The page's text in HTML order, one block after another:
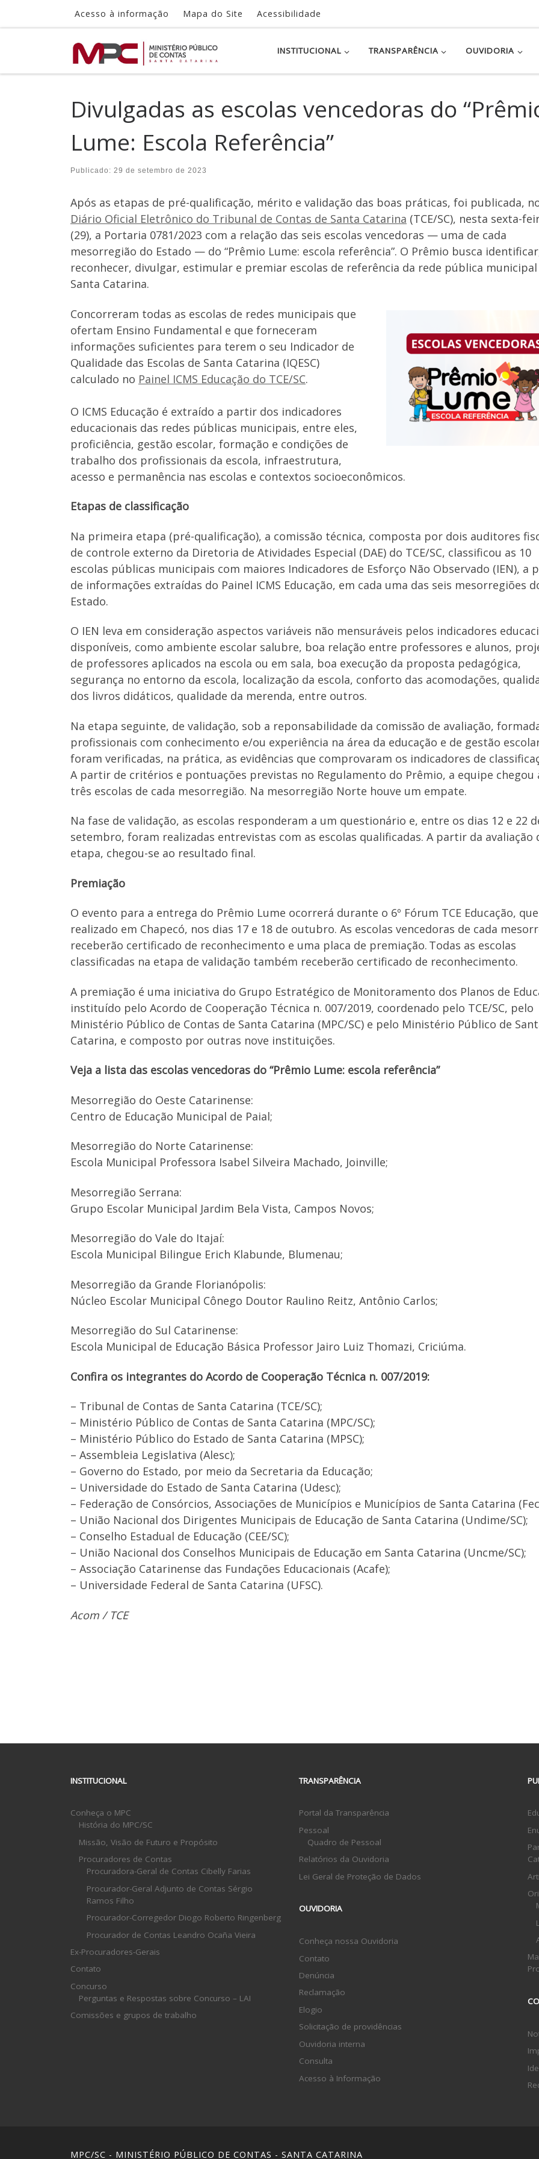
Skip to contentAcesso à informação Mapa do Site Acessibilidade
INSTITUCIONAL TRANSPARÊNCIA OUVIDORIA
Divulgadas as escolas vencedoras do
Lume: Escola Referência”
Publicado: 29 de setembro de 2023
Após as etapas de pré-qualificação, mérito e validação das boas práticas, foi publicada,
Diário Oficial Eletrônico do Tribunal de Contas de Santa Catarina (TCE/SC), nesta sexta-
(29), a Portaria 0781/2023 com a relação das seis escolas vencedoras — uma de cada
mesorregião do Estado — do “Prêmio Lume: escola referência”. O Prêmio busca
reconhecer, divulgar, estimular e premiar escolas de referência da rede pública municipal
Santa Catarina.
Concorreram todas as escolas de redes municipais que
ofertam Ensino Fundamental e que forneceram
informações suficientes para terem o seu Indicador de
Qualidade das Escolas de Santa Catarina (IQESC)
calculado no Painel ICMS Educação do TCE/SC.
O ICMS Educação é extraído a partir dos indicadores
educacionais das redes públicas municipais, entre eles,
proficiência, gestão escolar, formação e condições de
trabalho dos profissionais da escola, infraestrutura,
acesso e permanência nas escolas e contextos socioeconômicos.
Etapas de classificação
Na primeira etapa (pré-qualificação), a comissão técnica, composta por dois auditores
de controle externo da Diretoria de Atividades Especial (DAE) do TCE/SC, classificou as 10
escolas públicas municipais com maiores Indicadores de Esforço Não Observado (IEN), a
de informações extraídas do Painel ICMS Educação, em cada uma das seis mesorregiões
Estado.
O IEN leva em consideração aspectos variáveis não mensuráveis pelos indicadores
disponíveis, como ambiente escolar salubre, boa relação entre professores e alunos,
de professores aplicados na escola ou em sala, boa execução da proposta pedagógica,
segurança no entorno da escola, localização da escola, conforto das acomodações,
dos livros didáticos, qualidade da merenda, entre outros.
Na etapa seguinte, de validação, sob a reponsabilidade da comissão de avaliação,
profissionais com conhecimento e/ou experiência na área da educação e de gestão
foram verificadas, na prática, as evidências que comprovaram os indicadores de
A partir de critérios e pontuações previstas no Regulamento do Prêmio, a equipe chegou
três escolas de cada mesorregião. Na mesorregião Norte houve um empate.
Na fase de validação, as escolas responderam a um questionário e, entre os dias 12 e 22
setembro, foram realizadas entrevistas com as escolas qualificadas. A partir da avaliação
etapa, chegou-se ao resultado final.
Premiação
O evento para a entrega do Prêmio Lume ocorrerá durante o 6º Fórum TCE Educação,
realizado em Chapecó, nos dias 17 e 18 de outubro. As escolas vencedoras de cada
receberão certificado de reconhecimento e uma placa de premiação. Todas as escolas
classificadas na etapa de validação também receberão certificado de reconhecimento.
A premiação é uma iniciativa do Grupo Estratégico de Monitoramento dos Planos de
instituído pelo Acordo de Cooperação Técnica n. 007/2019, coordenado pelo TCE/SC, pelo
Ministério Público de Contas de Santa Catarina (MPC/SC) e pelo Ministério Público de
Catarina, e composto por outras nove instituições.
Veja a lista das escolas vencedoras do “Prêmio Lume: escola referência”
Mesorregião do Oeste Catarinense:
Centro de Educação Municipal de Paial;
Mesorregião do Norte Catarinense:
Escola Municipal Professora Isabel Silveira Machado, Joinville;
Mesorregião Serrana:
Grupo Escolar Municipal Jardim Bela Vista, Campos Novos;
Mesorregião do Vale do Itajaí:
Escola Municipal Bilingue Erich Klabunde, Blumenau;
Mesorregião da Grande Florianópolis:
Núcleo Escolar Municipal Cônego Doutor Raulino Reitz, Antônio Carlos;
Mesorregião do Sul Catarinense:
Escola Municipal de Educação Básica Professor Jairo Luiz Thomazi, Criciúma.
Confira os integrantes do Acordo de Cooperação Técnica n. 007/2019:
– Tribunal de Contas de Santa Catarina (TCE/SC);
– Ministério Público de Contas de Santa Catarina (MPC/SC);
– Ministério Público do Estado de Santa Catarina (MPSC);
– Assembleia Legislativa (Alesc);
– Governo do Estado, por meio da Secretaria da Educação;
– Universidade do Estado de Santa Catarina (Udesc);
– Federação de Consórcios, Associações de Municípios e Municípios de Santa Catarina
– União Nacional dos Dirigentes Municipais de Educação de Santa Catarina (Undime/SC);
– Conselho Estadual de Educação (CEE/SC);
– União Nacional dos Conselhos Municipais de Educação em Santa Catarina (Uncme/SC);
– Associação Catarinense das Fundações Educacionais (Acafe);
– Universidade Federal de Santa Catarina (UFSC).
Acom / TCE
INSTITUCIONAL
Conheça o MPC
História do MPC/SC
Missão, Visão de Futuro e Propósito
Procuradores de Contas
Procuradora-Geral de Contas Cibelly Farias
Procurador-Geral Adjunto de Contas Sérgio
Ramos Filho
Procurador-Corregedor Diogo Roberto Ringenberg
Procurador de Contas Leandro Ocaña Vieira
Ex-Procuradores-Gerais
Contato
Concurso
Perguntas e Respostas sobre Concurso – LAI
Comissões e grupos de trabalho
TRANSPARÊNCIA
Portal da Transparência
Pessoal
Quadro de Pessoal
Relatórios da Ouvidoria
Lei Geral de Proteção de Dados
OUVIDORIA
Conheça nossa Ouvidoria
Contato
Denúncia
Reclamação
Elogio
Solicitação de providências
Ouvidoria interna
Consulta
Acesso à Informação
MPC/SC - MINISTÉRIO PÚBLICO DE CONTAS - SANTA CATARINA